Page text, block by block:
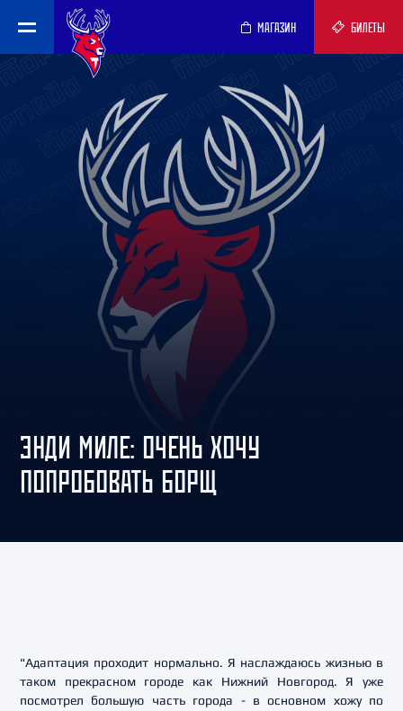
МАГАЗИН БИЛЕТЫ
ЭНДИ МИЛЕ: ОЧЕНЬ ХОЧУ
ПОПРОБОВАТЬ БОРЩ
"Адаптация проходит нормально. Я наслаждаюсь жизнью в
таком прекрасном городе как Нижний Новгород. Я уже
посмотрел большую часть города - в основном хожу по